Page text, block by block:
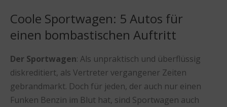
Coole Sportwagen: 5 Autos für
einen bombastischen Auftritt
Der Sportwagen: Als unpraktisch und überflüssig
diskreditiert, als Vertreter vergangener Zeiten
gebrandmarkt. Doch für jeden, der auch nur einen
Funken Benzin im Blut hat, sind Sportwagen auch